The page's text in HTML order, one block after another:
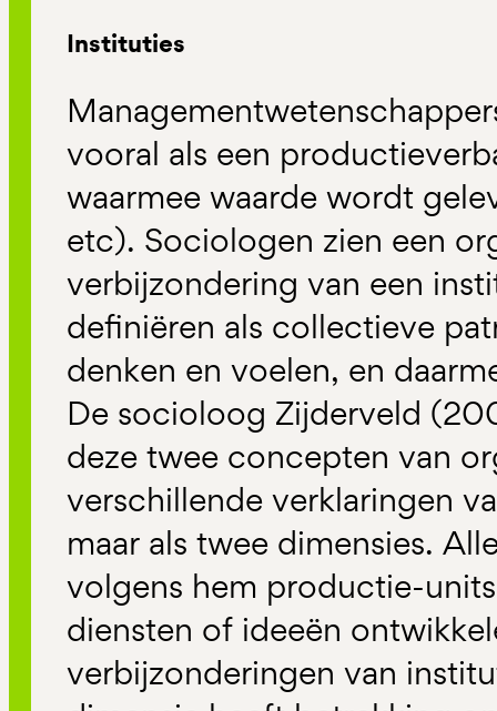
Instituties
vooral als een
waarmee waarde wordt
etc). Sociologen zien een
verbijzondering van een
definiëren als collectieve
denken en voelen, en
De socioloog Zijderveld
deze twee concepten van
verschillende verklaringen
maar als twee dimensies.
volgens hem productie-
diensten of ideeën
verbijzonderingen van